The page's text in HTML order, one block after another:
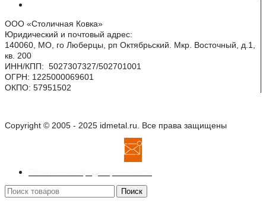
ООО «Столичная Ковка»
Юридический и почтовый адрес:
140060, МО, го Люберцы, рп Октябрьский. Мкр. Восточный, д.1,
кв. 200
ИНН/КПП: 5027307327/502701001
ОГРН: 1225000069601
ОКПО: 57951502
Copyright © 2005 - 2025 idmetal.ru. Все права защищены
Поиск